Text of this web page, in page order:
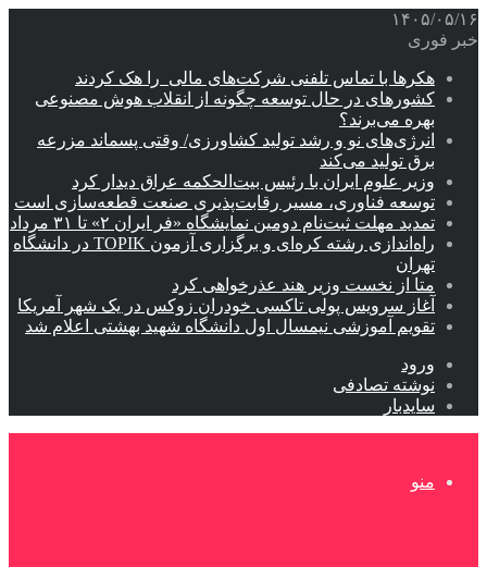
۱۴۰۵/۰۵/۱۶
خبر فوری
هکرها با تماس تلفنی شرکت‌های مالی را هک کردند
کشورهای در حال توسعه چگونه از انقلاب هوش مصنوعی
بهره می‌برند؟
انرژی‌های نو و رشد تولید کشاورزی/ وقتی پسماند مزرعه‌
برق تولید می‌کند
وزیر علوم ایران با رئیس بیت‌الحکمه عراق دیدار کرد
توسعه فناوری، مسیر رقابت‌پذیری صنعت قطعه‌سازی است
تمدید مهلت ثبت‌نام دومین نمایشگاه «فر ایران ۲» تا ۳۱ مرداد
راه‌اندازی رشته کره‌ای و برگزاری آزمون TOPIK در دانشگاه
تهران
متا از نخست وزیر هند عذرخواهی کرد
آغاز سرویس پولی تاکسی خودران زوکس در یک شهر آمریکا
تقویم آموزشی نیمسال اول دانشگاه شهید بهشتی اعلام شد
ورود
نوشته تصادفی
سایدبار
منو